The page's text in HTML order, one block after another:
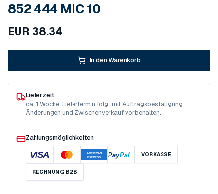
852 444 MIC 10
EUR 38.34
In den Warenkorb
Lieferzeit
ca. 1 Woche. Liefertermin folgt mit Auftragsbestätigung.
Änderungen und Zwischenverkauf vorbehalten.
Zahlungsmöglichkeiten
VISA
AMERICAN
EXPRESS
PayPal VORKASSE
RECHNUNG B2B